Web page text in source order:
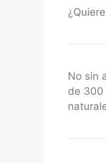
No sin
de 300